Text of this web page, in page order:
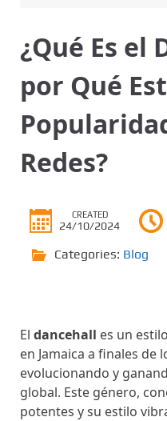
¿Qué Es el
por Qué
Redes?
CREATED
24/10/2024
Categories: Blog
El dancehall es un
en Jamaica a finales de
evolucionando y
global. Este género,
potentes y su estilo